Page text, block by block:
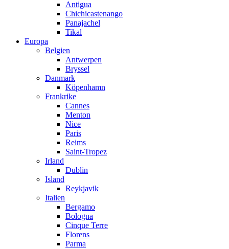
Antigua
Chichicastenango
Panajachel
Tikal
Europa
Belgien
Antwerpen
Bryssel
Danmark
Köpenhamn
Frankrike
Cannes
Menton
Nice
Paris
Reims
Saint-Tropez
Irland
Dublin
Island
Reykjavik
Italien
Bergamo
Bologna
Cinque Terre
Florens
Parma